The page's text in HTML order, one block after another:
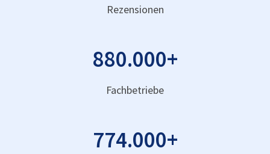
Rezensionen
880.000+
Fachbetriebe
774.000+